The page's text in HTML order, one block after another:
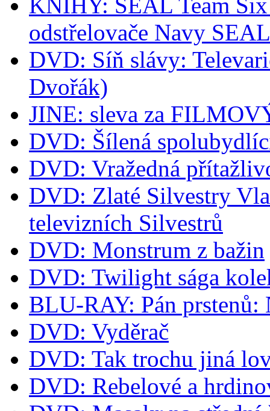
odstřelovače Navy SEAL
DVD: Síň slávy:
Dvořák)
JINE: sleva za
DVD: Šílená
DVD: Vražedná
DVD: Zlaté Silvestry
televizních Silvestrů
DVD: Monstrum z bažin
DVD: Twilight sága
BLU-RAY: Pán prstenů:
DVD: Vyděrač
DVD: Tak trochu jiná
DVD: Rebelové a